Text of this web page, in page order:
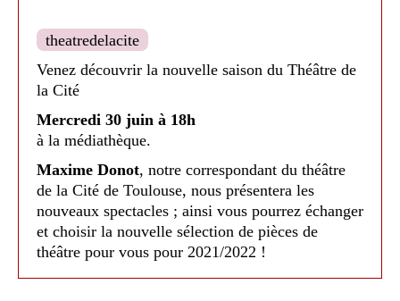
Cité.
Tarif réduit pour les moins
de 28 ans, étudiants,
demandeurs d'emploi et
du RSA.
Co-voiturage possible
Tarif réduit : 8 €
-Antoine et Cléopâtrede William
Shakespeare : Jeudi 13 janvier à
19h30. Tarif adulte : 16 €. Tarif réduit :
12 €
-Nostalgie 2175de Anja Hilling :
Vendredi 28 janvier à 20h.
Tarif adulte : 12 €. Tarif réduit : 8 €
theatredelacite
Venez découvrir la nouvelle saison du Théâtre de
la Cité
Mercredi 30 juin à 18h
à la médiathèque.
Maxime Donot, notre correspondant du théâtre
de la Cité de Toulouse, nous présentera les
nouveaux spectacles ; ainsi vous pourrez échanger
et choisir la nouvelle sélection de pièces de
théâtre pour vous pour 2021/2022 !
Veuillez confirmer votre présence avant le 26